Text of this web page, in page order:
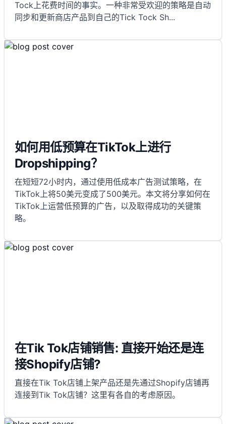
Tock上花费时间的事实。一种非常受欢迎的策略是自动
同步和更新商店产品到自己的Tick Tock Sh...
如何用低预算在TikTok上进行
Dropshipping？
在短短72小时内，通过使用低成本广告测试策略，在
TikTok上将50美元变成了500美元。本文将分享如何在
TikTok上运营低预算的广告，以及取得成功的关键策
略。
在Tik Tok店铺销售: 直接开始还是连
接Shopify店铺?
直接在Tik Tok店铺上架产品还是先通过Shopify店铺再
连接到Tik Tok店铺？这里有各自的考虑原因。